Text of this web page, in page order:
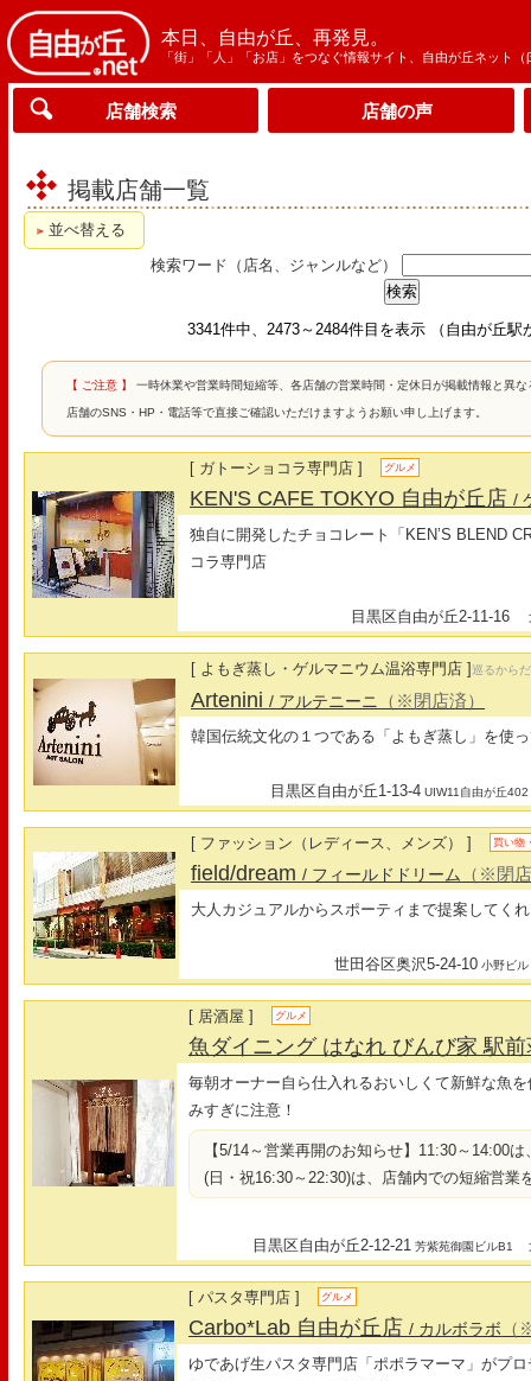
本日、自由が丘、再発見。
「街」「人」「お店」をつなぐ情報サイト、自由が丘ネット（
店舗検索 店舗の声
掲載店舗一覧
並べ替える
検索ワード（店名、ジャンルなど）
3341件中、2473～2484件目を表示 （自由が丘駅
【 ご注意 】 一時休業や営業時間短縮等、各店舗の営業時間・定休日が掲載情報と異
店舗のSNS・HP・電話等で直接ご確認いただけますようお願い申し上げます。
[ ガトーショコラ専門店 ] グルメ
KEN'S CAFE TOKYO 自由が丘店/
独自に開発したチョコレート「KEN’S BLEND
コラ専門店
目黒区自由が丘2-11-16
[ よもぎ蒸し・ゲルマニウム温浴専門店 ] 巡るから
Artenini/ アルテニーニ （※閉店済）
韓国伝統文化の１つである「よもぎ蒸し」を使
目黒区自由が丘1-13-4 UIW11自由が丘402
[ ファッション（レディース、メンズ） ] 買い物
field/dream/ フィールドドリーム （※閉
大人カジュアルからスポーティまで提案してく
世田谷区奥沢5-24-10 小野ビル
[ 居酒屋 ] グルメ
魚ダイニング はなれ びんび家 駅
毎朝オーナー自ら仕入れるおいしくて新鮮な魚
みすぎに注意！
【5/14～営業再開のお知らせ】11:30～14:00
(日・祝16:30～22:30)は、店舗内での短縮営業
目黒区自由が丘2-12-21 芳紫苑御園ビルB1
[ パスタ専門店 ] グルメ
Carbo*Lab 自由が丘店/ カルボラボ
ゆであげ生パスタ専門店「ポポラマーマ」がプ